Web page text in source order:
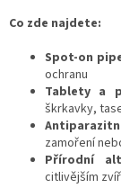
Co zde najdete:
Spot-on
ochranu
Tablety a
škrkavky,
zamoření
Přírodní
citlivějším